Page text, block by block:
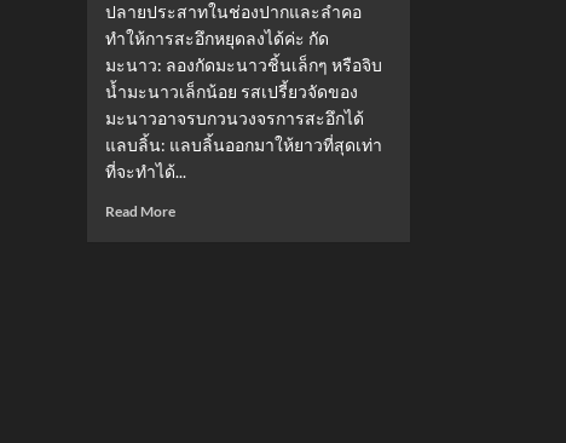
ปลายประสาทในช่องปากและลำคอ
ทำให้การสะอึกหยุดลงได้ค่ะ กัด
มะนาว: ลองกัดมะนาวชิ้นเล็กๆ หรือจิบ
น้ำมะนาวเล็กน้อย รสเปรี้ยวจัดของ
มะนาวอาจรบกวนวงจรการสะอึกได้
แลบลิ้น: แลบลิ้นออกมาให้ยาวที่สุดเท่า
ที่จะทำได้...
Read MoreRead